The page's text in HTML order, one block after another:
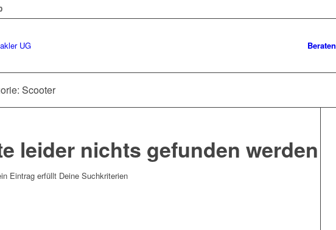
Beraten
Scooter
leider nichts gefunden werden
Eintrag erfüllt Deine Suchkriterien